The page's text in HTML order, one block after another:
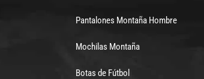
Pantalones Montaña Hombre
Mochilas Montaña
Botas de Fútbol